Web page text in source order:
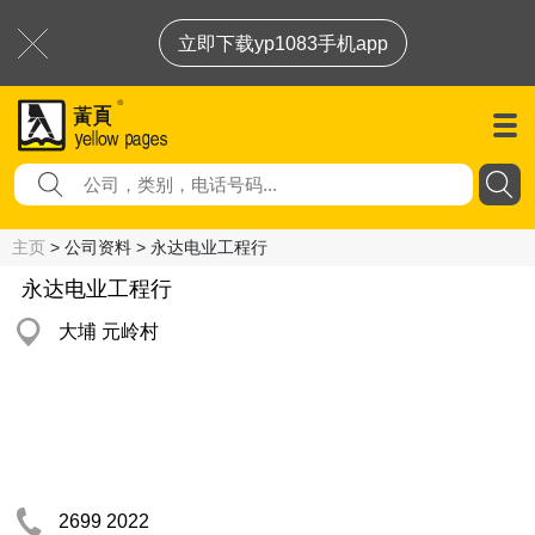
立即下载yp1083手机app
主页 > 公司资料 > 永达电业工程行
永达电业工程行
大埔 元岭村
2699 2022